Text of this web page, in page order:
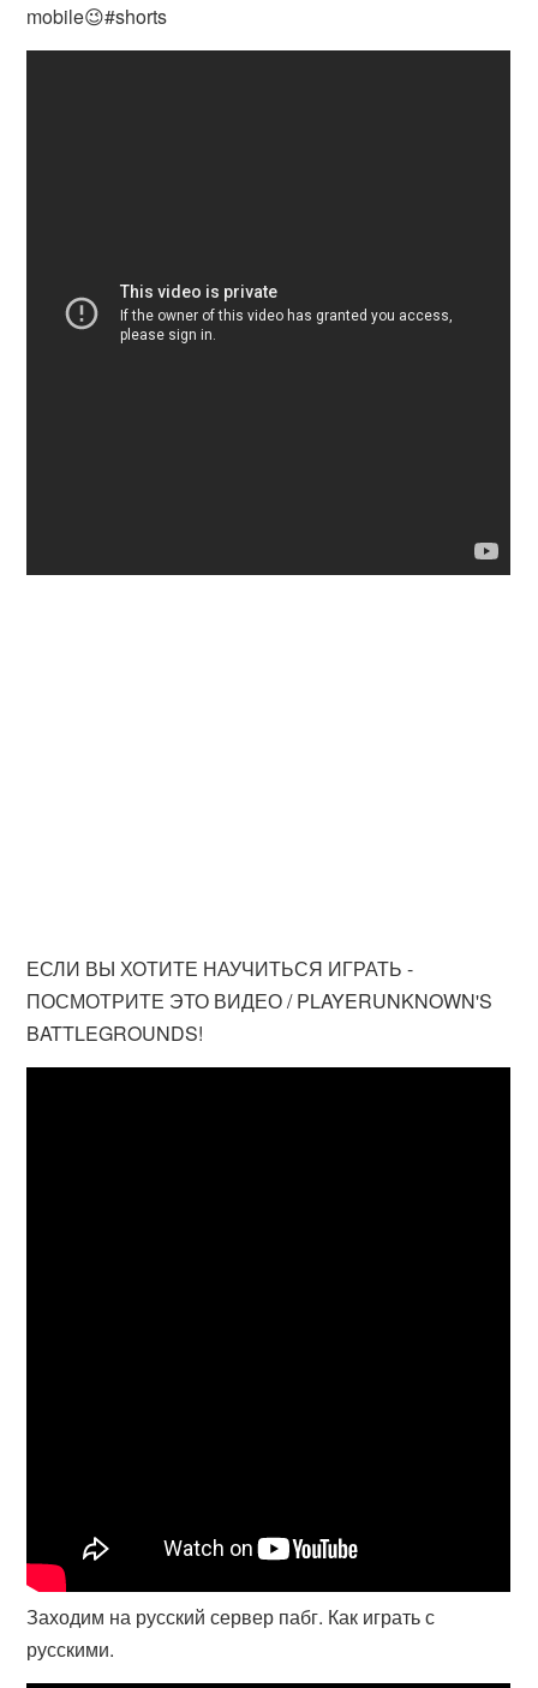
mobile😉#shorts
ЕСЛИ ВЫ ХОТИТЕ НАУЧИТЬСЯ ИГРАТЬ -
ПОСМОТРИТЕ ЭТО ВИДЕО / PLAYERUNKNOWN'S
BATTLEGROUNDS!
Заходим на русский сервер пабг. Как играть с
русскими.